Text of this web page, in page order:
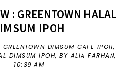
: GREENTOWN HALAL
IPOH
GREENTOWN DIMSUM CAFE IPOH,
DIMSUM IPOH, BY ALIA FARHAN,
10:39 AM